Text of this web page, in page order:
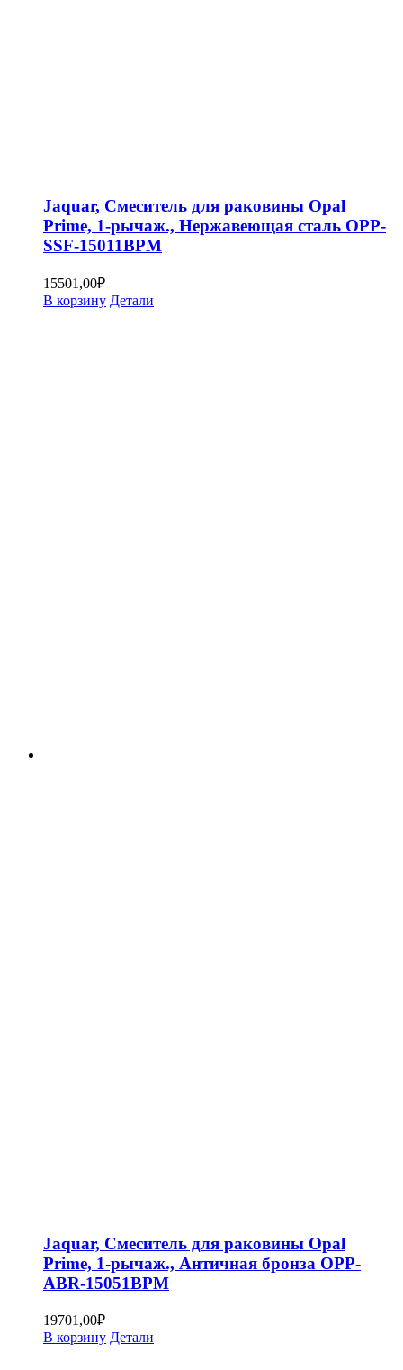
Jaquar, Смеситель для раковины Opal
Prime, 1-рычаж., Нержавеющая сталь OPP-
SSF-15011BPM
15501,00₽
В корзину Детали
Jaquar, Смеситель для раковины Opal
Prime, 1-рычаж., Античная бронза OPP-
ABR-15051BPM
19701,00₽
В корзину Детали